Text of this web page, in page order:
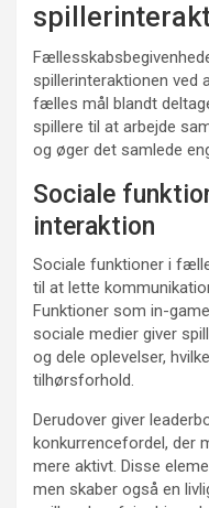
spillerinteraktionen ved
fælles mål blandt
spillere til at arbejde
og øger det samlede
Sociale
interaktion
Sociale funktioner i
til at lette
Funktioner som in-
sociale medier giver
og dele oplevelser,
tilhørsforhold.
Derudover giver
konkurrencefordel, der
mere aktivt. Disse
men skaber også en